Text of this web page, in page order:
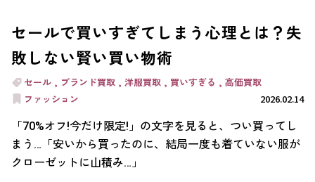
セールで買いすぎてしまう心理とは？失
敗しない賢い買い物術
セール ブランド買取 洋服買取 買いすぎる
高価買取
ファッション
2026.02.14
「70%オフ!今だけ限定!」の文字を見ると、つい買ってし
まう…「安いから買ったのに、結局一度も着ていない服が
クローゼットに山積み…」